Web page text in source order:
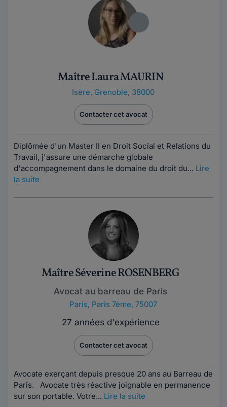
Maître Laura MAURIN
Isère, Grenoble, 38000
Contacter cet avocat
Diplômée d'un Master II en Droit Social et Relations du
Travail, j'assure une démarche globale
d'accompagnement dans le domaine du droit du... Lire
la suite
Maître Séverine ROSENBERG
Avocat au barreau de Paris
Paris, Paris 7ème, 75007
27 années d'expérience
Contacter cet avocat
Avocate exerçant depuis presque 20 ans au Barreau de
Paris. Avocate très réactive joignable en permanence
sur son portable. Votre... Lire la suite